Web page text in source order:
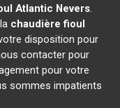
Atlantic Nevers.
chaudière fioul
disposition pour
contacter pour
pour votre
sommes impatients